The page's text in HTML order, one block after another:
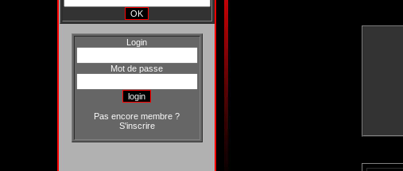
Login
Mot de passe
Pas encore membre ?
S'inscrire